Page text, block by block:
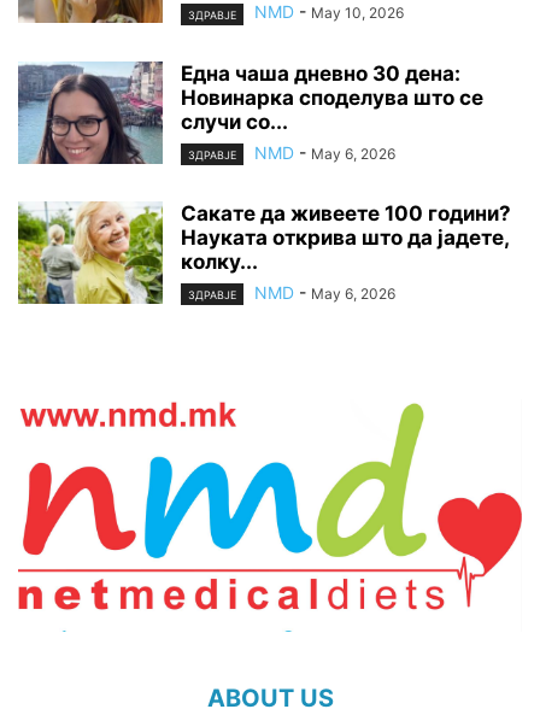
ЗДРАВЈЕ NMD - May 10, 2026
Една чаша дневно 30 дена:
Новинарка споделува што се
случи со...
ЗДРАВЈЕ NMD - May 6, 2026
Сакате да живеете 100 години?
Науката открива што да јадете,
колку...
ЗДРАВЈЕ NMD - May 6, 2026
ABOUT US